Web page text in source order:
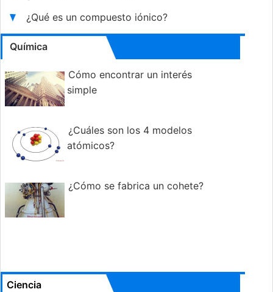
¿Qué es un compuesto iónico?
Química
Cómo encontrar un interés
simple
¿Cuáles son los 4 modelos
atómicos?
¿Cómo se fabrica un cohete?
Ciencia